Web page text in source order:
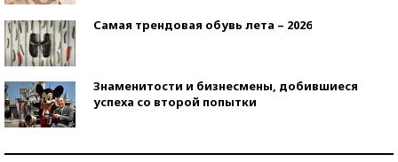
Самая трендовая обувь лета – 2026
Знаменитости и бизнесмены, добившиеся
успеха со второй попытки